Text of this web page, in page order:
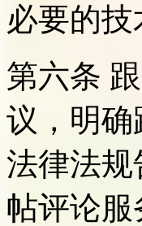
必要的
第六条
议，明
法律法
帖评论